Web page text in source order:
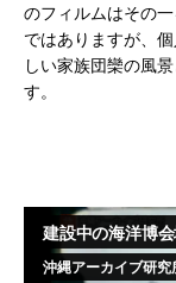
のフィルムはその
ではありますが、
しい家族団欒の風
す。